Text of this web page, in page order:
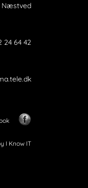
Næstved
24 64 42
I Know IT